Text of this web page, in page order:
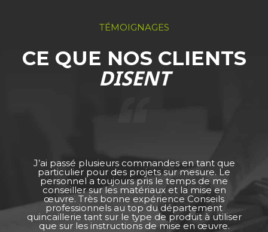
TÉMOIGNAGES
CE QUE NOS CLIENTS
DISENT
J’ai passé plusieurs commandes en tant que
particulier pour des projets sur mesure. Le
personnel a toujours pris le temps de me
conseiller sur les matériaux et la mise en
œuvre. Très bonne expérience Conseils
professionnels au top du département
quincaillerie tant sur le type de produit à utiliser
que sur les instructions de mise en œuvre.